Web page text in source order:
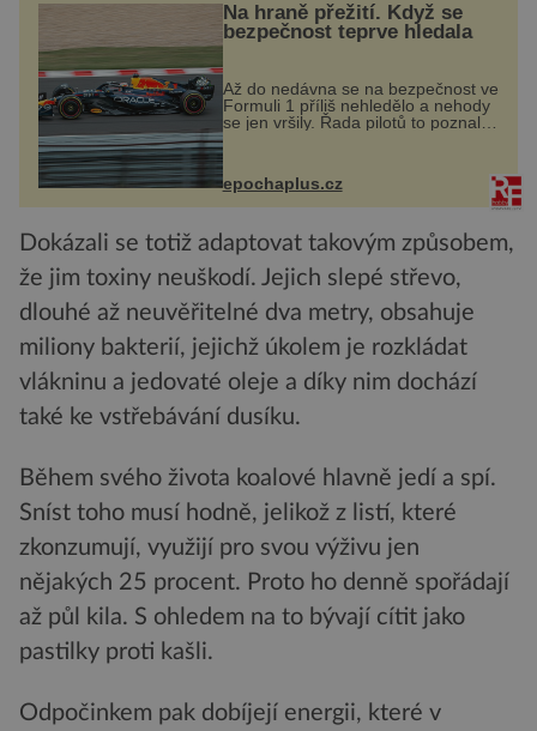
Na hraně přežití. Když se
bezpečnost teprve hledala
Až do nedávna se na bezpečnost ve
Formuli 1 příliš nehledělo a nehody
se jen vršily. Řada pilotů to poznala
na vlastní kůži, často s trvalými
následky nebo bohužel i ztrátou
života. Dnes nepochopiteln...
epochaplus.cz
Dokázali se totiž adaptovat takovým způsobem,
že jim toxiny neuškodí. Jejich slepé střevo,
dlouhé až neuvěřitelné dva metry, obsahuje
miliony bakterií, jejichž úkolem je rozkládat
vlákninu a jedovaté oleje a díky nim dochází
také ke vstřebávání dusíku.
Během svého života koalové hlavně jedí a spí.
Sníst toho musí hodně, jelikož z listí, které
zkonzumují, využijí pro svou výživu jen
nějakých 25 procent. Proto ho denně spořádají
až půl kila. S ohledem na to bývají cítit jako
pastilky proti kašli.
Odpočinkem pak dobíjejí energii, které v